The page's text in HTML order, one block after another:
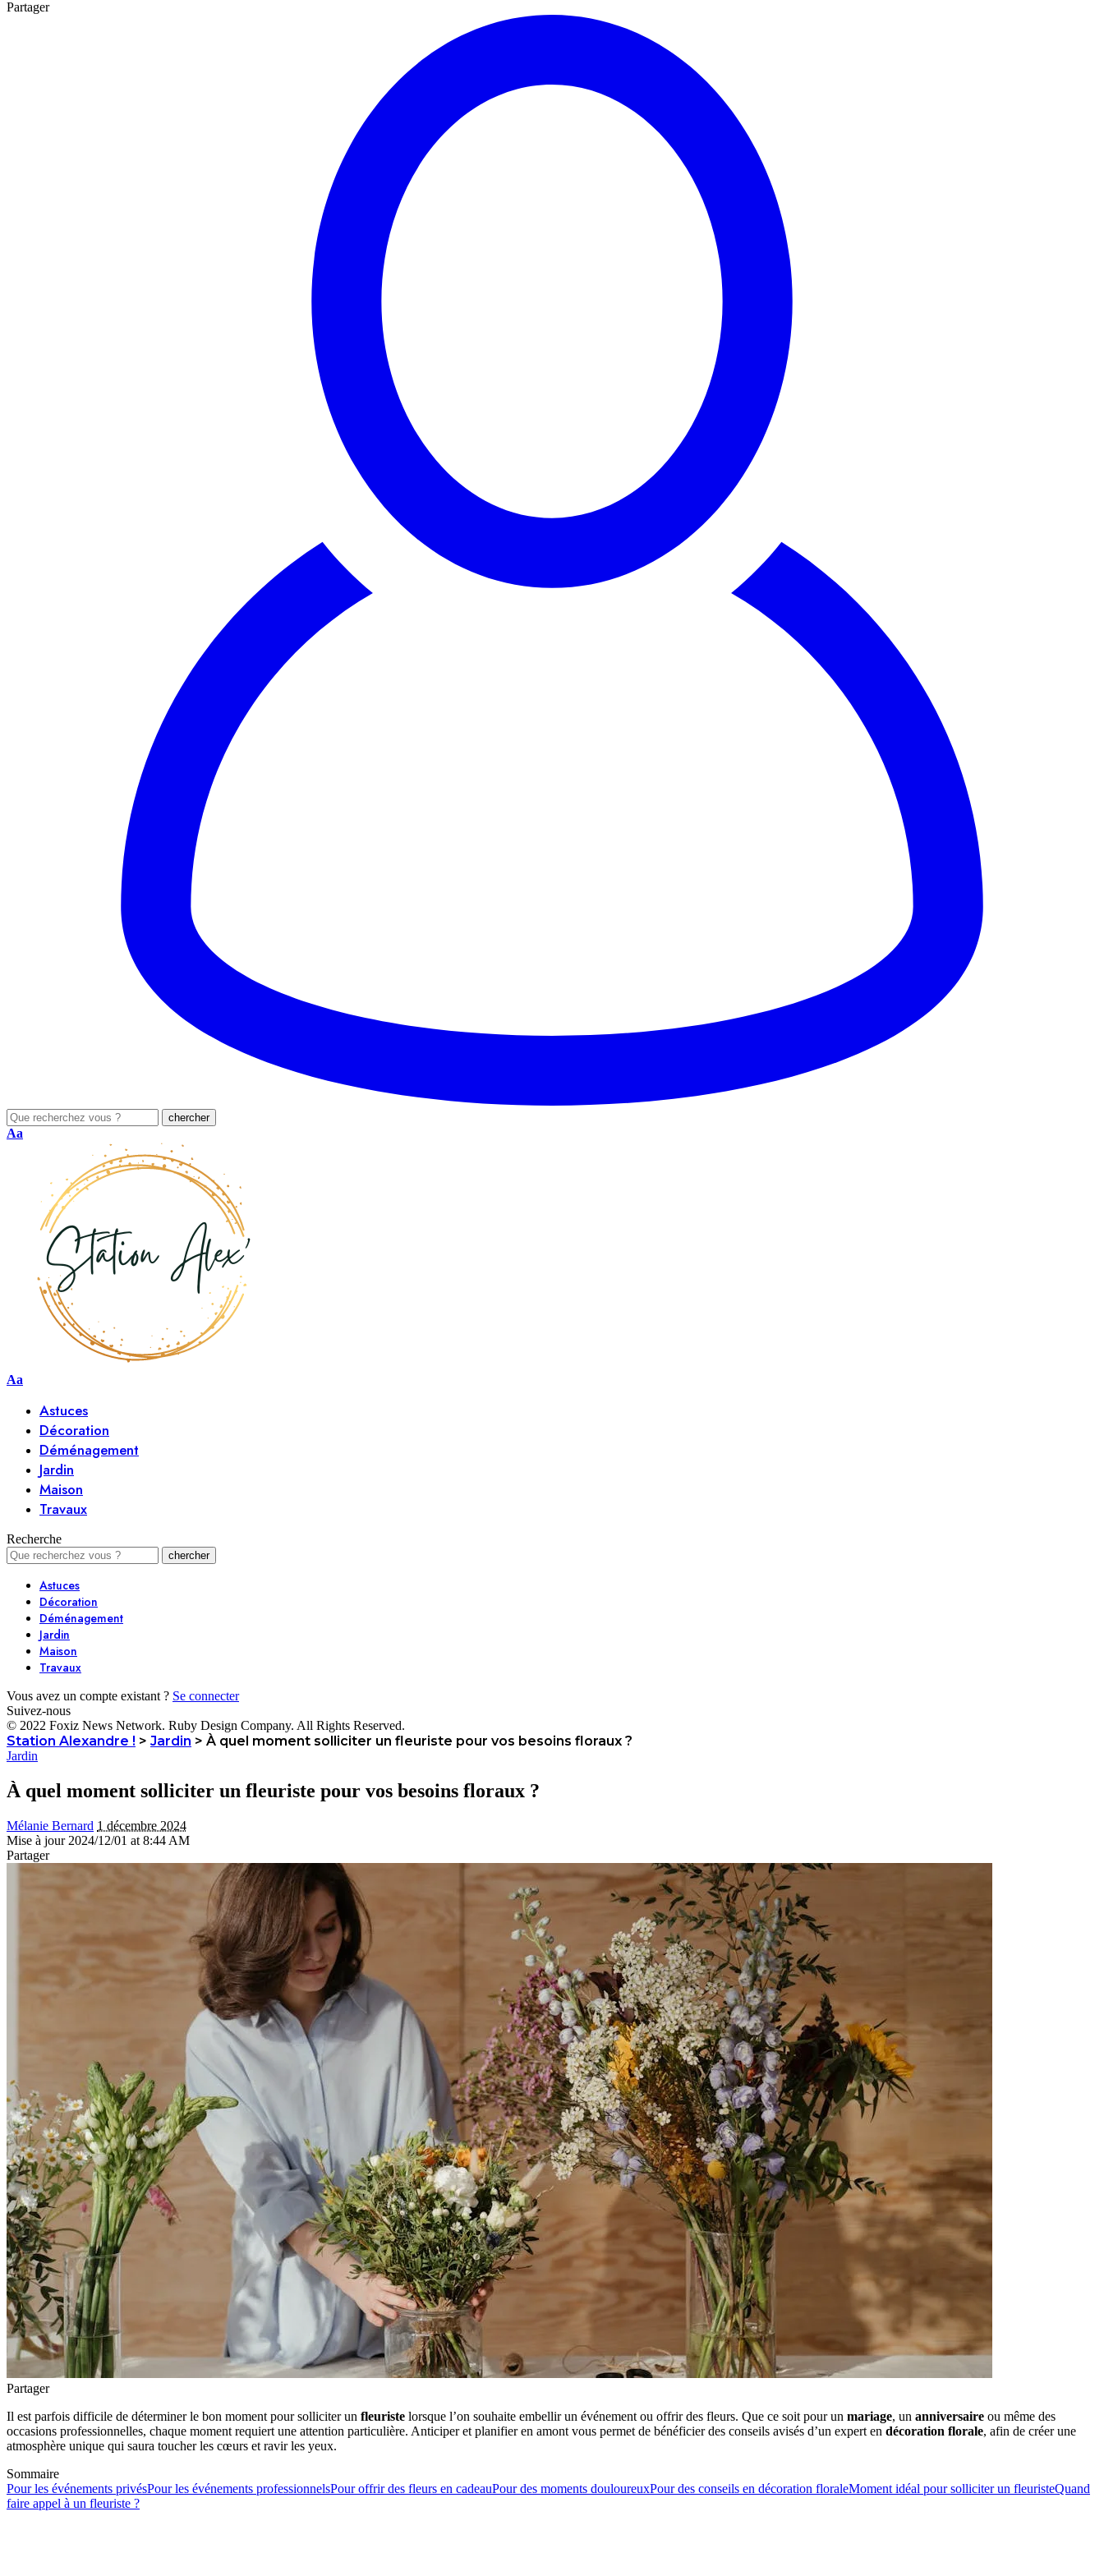
Partager
Aa
Aa
Astuces
Décoration
Déménagement
Jardin
Maison
Travaux
Recherche
Astuces
Décoration
Déménagement
Jardin
Maison
Travaux
Vous avez un compte existant ? Se connecter
Suivez-nous
© 2022 Foxiz News Network. Ruby Design Company. All Rights Reserved.
Station Alexandre ! > Jardin > À quel moment solliciter un fleuriste pour vos besoins floraux ?
Jardin
À quel moment solliciter un fleuriste pour vos besoins floraux ?
Mélanie Bernard 1 décembre 2024
Mise à jour 2024/12/01 at 8:44 AM
Partager
Partager
Il est parfois difficile de déterminer le bon moment pour solliciter un fleuriste lorsque l’on souhaite embellir un événement ou offrir des fleurs. Que ce soit pour un mariage, un anniversaire ou même des
occasions professionnelles, chaque moment requiert une attention particulière. Anticiper et planifier en amont vous permet de bénéficier des conseils avisés d’un expert en décoration florale, afin de créer une
atmosphère unique qui saura toucher les cœurs et ravir les yeux.
Sommaire
Pour les événements privésPour les événements professionnelsPour offrir des fleurs en cadeauPour des moments douloureuxPour des conseils en décoration floraleMoment idéal pour solliciter un fleuristeQuand
faire appel à un fleuriste ?